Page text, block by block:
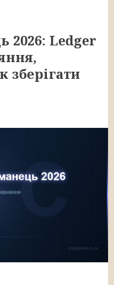
2026: Ledger
зберігати